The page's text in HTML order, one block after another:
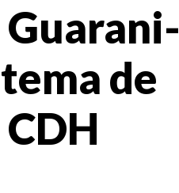
de